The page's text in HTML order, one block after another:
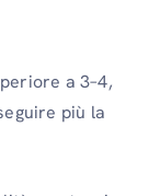
a 3–4,
più la